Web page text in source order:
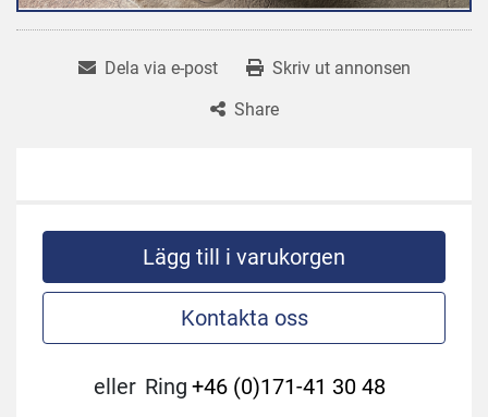
Dela via e-post
Skriv ut annonsen
Share
Lägg till i varukorgen
Kontakta oss
eller Ring +46 (0)171-41 30 48